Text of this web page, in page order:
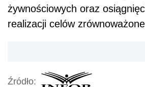
żywnościowych oraz
realizacji celów
Źródło: